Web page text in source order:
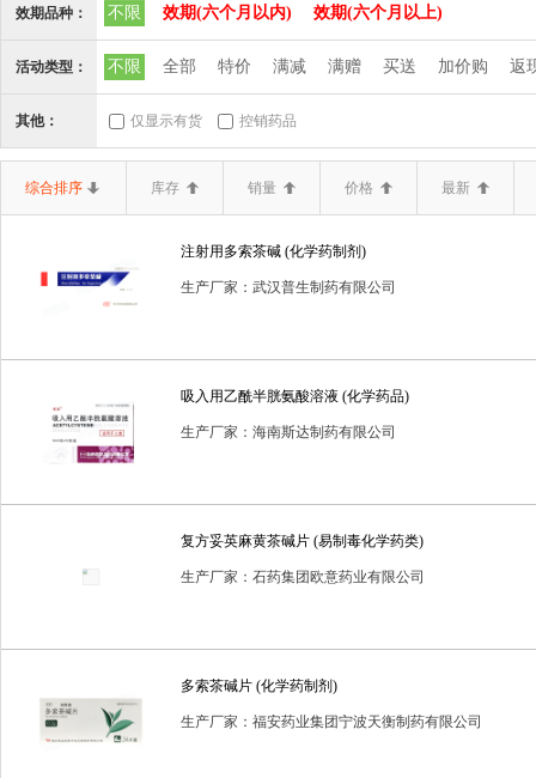
三类器械.6810矫 三类器械.6813计 三类器械.6815注
三类器械.6827中 三类器械.6832医 三类器械.6834医
三类器械.6864医 三类器械.6865医
二类器械.10输血、 二类器械.12 二类器械.13无源植
二类器械.19医用康
二类器械.6834医 二类器械.6840临
体内诊断试剂 体外诊断试剂 体外诊断试剂(药品)
医疗器械一类 医疗器械二类 卫生保健品
进口药品 预包装食品
效期品种： 不限 效期(六个月以内) 效期(六个月以上)
活动类型： 不限 全部 特价 满减 满赠 买送 加价购 返
其他： 仅显示有货 控销药品
综合排序 库存 销量 价格 最新
注射用多索茶碱 (化学药制剂)
生产厂家：武汉普生制药有限公司
吸入用乙酰半胱氨酸溶液 (化学药品)
生产厂家：海南斯达制药有限公司
复方妥英麻黄茶碱片 (易制毒化学药类)
生产厂家：石药集团欧意药业有限公司
多索茶碱片 (化学药制剂)
生产厂家：福安药业集团宁波天衡制药有限公司